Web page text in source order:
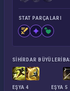
STAT PARÇALARI
SIHIRDAR BÜYÜLERI
EŞYA 4 EŞYA 5